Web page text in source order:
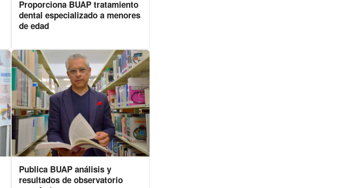
Proporciona BUAP tratamiento
dental especializado a menores
de edad
Publica BUAP análisis y
resultados de observatorio